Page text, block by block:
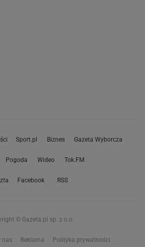
Sport.pl Biznes Gazeta Wyborcza
Pogoda Wideo Tok.FM
Facebook RSS
© Gazeta.pl sp. z o.o.
nas Reklama Polityka prywatności